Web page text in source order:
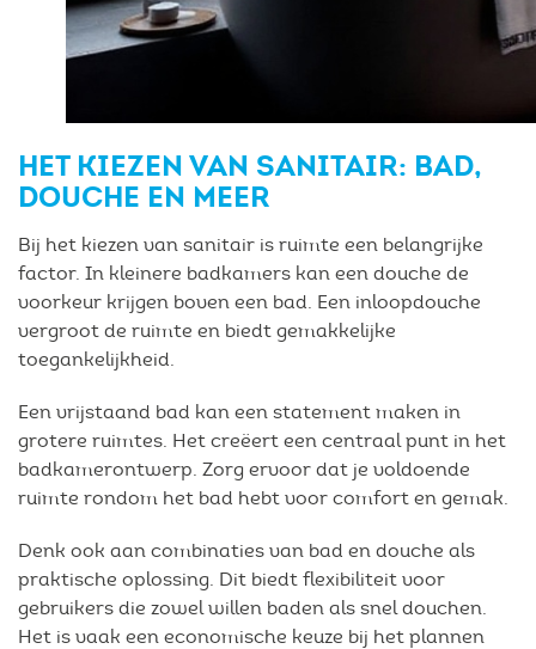
HET KIEZEN VAN SANITAIR: BAD,
DOUCHE EN MEER
Bij het kiezen van sanitair is ruimte een belangrijke
factor. In kleinere badkamers kan een douche de
voorkeur krijgen boven een bad. Een inloopdouche
vergroot de ruimte en biedt gemakkelijke
toegankelijkheid.
Een vrijstaand bad kan een statement maken in
grotere ruimtes. Het creëert een centraal punt in het
badkamerontwerp. Zorg ervoor dat je voldoende
ruimte rondom het bad hebt voor comfort en gemak.
Denk ook aan combinaties van bad en douche als
praktische oplossing. Dit biedt flexibiliteit voor
gebruikers die zowel willen baden als snel douchen.
Het is vaak een economische keuze bij het plannen